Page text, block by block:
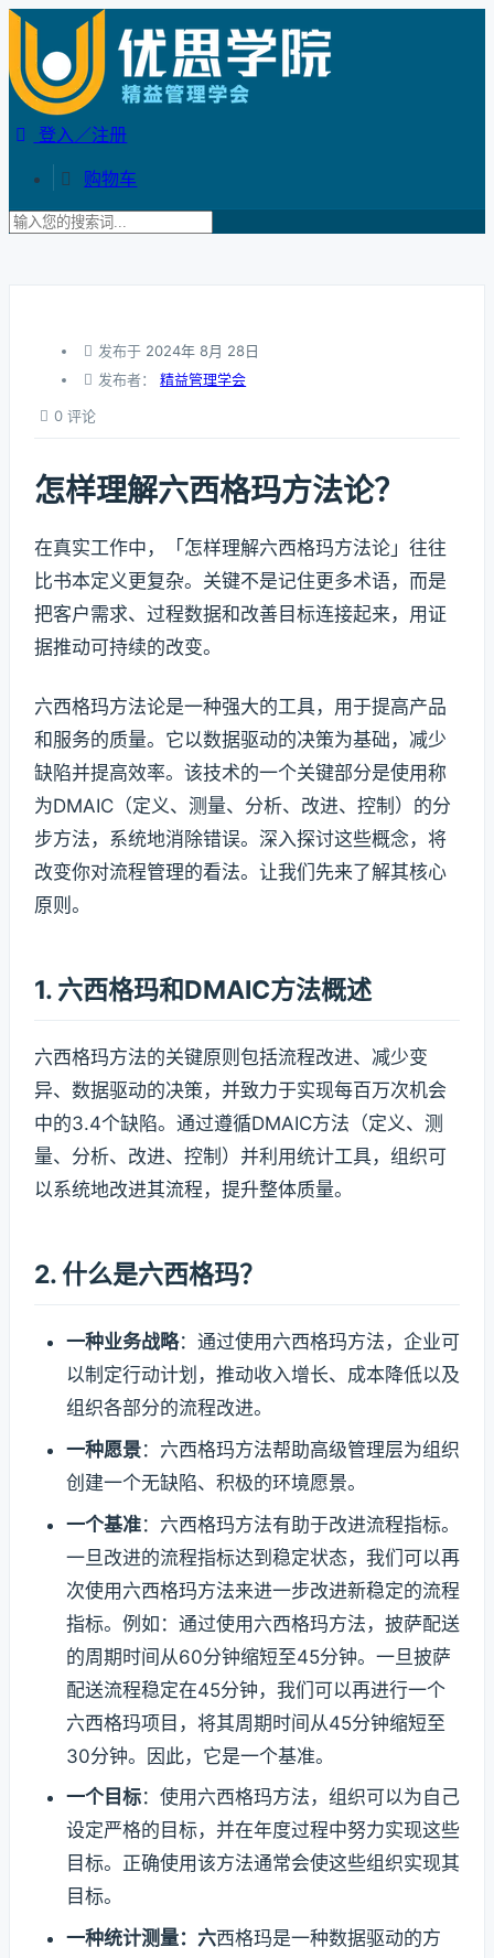
登入／注册
购物车
发布于 2024年 8月 28日
发布者：精益管理学会
0 评论
怎样理解六西格玛方法论？
在真实工作中，「怎样理解六西格玛方法论」往往
比书本定义更复杂。关键不是记住更多术语，而是
把客户需求、过程数据和改善目标连接起来，用证
据推动可持续的改变。
六西格玛方法论是一种强大的工具，用于提高产品
和服务的质量。它以数据驱动的决策为基础，减少
缺陷并提高效率。该技术的一个关键部分是使用称
为DMAIC（定义、测量、分析、改进、控制）的分
步方法，系统地消除错误。深入探讨这些概念，将
改变你对流程管理的看法。让我们先来了解其核心
原则。
1. 六西格玛和DMAIC方法概述
六西格玛方法的关键原则包括流程改进、减少变
异、数据驱动的决策，并致力于实现每百万次机会
中的3.4个缺陷。通过遵循DMAIC方法（定义、测
量、分析、改进、控制）并利用统计工具，组织可
以系统地改进其流程，提升整体质量。
2. 什么是六西格玛？
一种业务战略：通过使用六西格玛方法，企业可
以制定行动计划，推动收入增长、成本降低以及
组织各部分的流程改进。
一种愿景：六西格玛方法帮助高级管理层为组织
创建一个无缺陷、积极的环境愿景。
一个基准：六西格玛方法有助于改进流程指标。
一旦改进的流程指标达到稳定状态，我们可以再
次使用六西格玛方法来进一步改进新稳定的流程
指标。例如：通过使用六西格玛方法，披萨配送
的周期时间从60分钟缩短至45分钟。一旦披萨
配送流程稳定在45分钟，我们可以再进行一个
六西格玛项目，将其周期时间从45分钟缩短至
30分钟。因此，它是一个基准。
一个目标：使用六西格玛方法，组织可以为自己
设定严格的目标，并在年度过程中努力实现这些
目标。正确使用该方法通常会使这些组织实现其
目标。
一种统计测量：六西格玛是一种数据驱动的方